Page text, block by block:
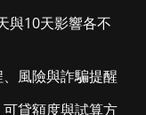
與10天影響各不
風險與詐騙提醒
貸額度與試算方